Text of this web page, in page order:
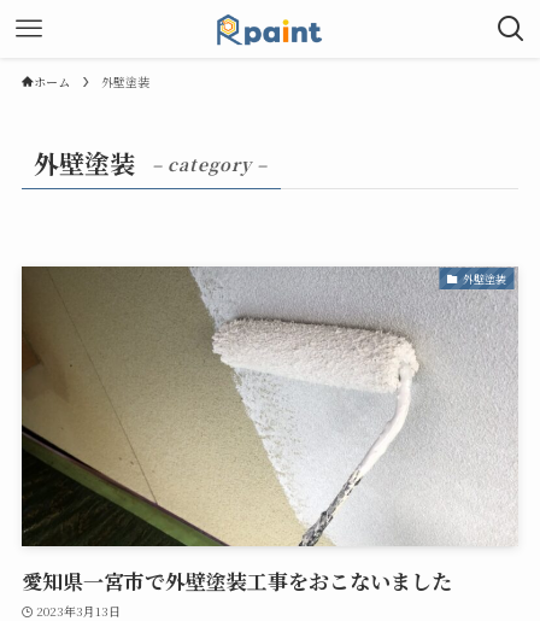
ホーム 外壁塗装
外壁塗装 – category –
外壁塗装
愛知県一宮市で外壁塗装工事をおこないました
2023年3月13日